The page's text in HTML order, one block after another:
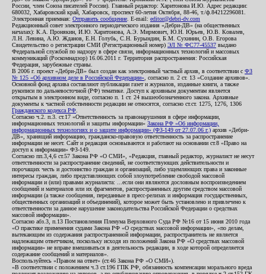
России, член Союза писателей России). Главный редактор: Харитонова И.Ю. Адрес редакции:
680032, Хабаровский край, Хабаровск, проспект 60-летия Октября, 88-46, т./ф.84212296081.
Электронная приемная: Отправить сообщение . E-mail: editor@debri-dv.com
Редакционный совет электронного периодического издания «Дебри-ДВ» (на общественных
началах): К.А. Пронякин, И.Ю. Харитонова, А.Э. Мирмович, Ю.Н. Юрьев, Ю.В. Ковалев,
Л.Н. Левина, А.Ю. Жданов, Е.Н. Голубь, С.Н. Бурындин, Б.М. Сухинин, О.В. Егорова
Свидетельство о регистрации СМИ (Регистрационный номер) ЭЛ № ФС77-45537 выдано
Федеральной службой по надзору в сфере связи, информационных технологий и массовых
коммуникаций (Роскомнадзор) 16.06.2011 г. Территория распространения: Российская
Федерация, зарубежные страны.
В 2006 г. проект «Дебри-ДВ» был создан как электронный частный архив, в соответствии с ФЗ
№ 125 «Об архивном деле в Российской Федерации» , согласно п. 2 ст. 13 «Создание архивов».
Основной фонд архива составляют публикации газет и журналов, изданные книги, а также
рукописи по дальневосточной (РФ) тематике. Доступ к архивным документам является
открытым в электронном виде, согласно п. 1 ст. 24 вышеобозначенного закона. Архивные
документы к частной собственности редакции не относятся, согласно ст.ст. 1275, 1276, 1306
Гражданского кодекса РФ
Согласно ч.2. п.3. ст.17 «Ответственность за правонарушения в сфере информации,
информационных технологий и защиты информации» Закона РФ «Об информации,
информационных технологиях и о защите информации» (ФЗ-149 от 27.07.06 г.) архив «Дебри-
ДВ», хранящий информацию, гражданско-правовую ответственность за распространение
информации не несет. Сайт и редакция основываются и работают на основании ст.8 «Право на
доступ к информации» ФЗ-149.
Согласно пп.3,4,6 ст.57 Закона РФ «О СМИ», «Редакция, главный редактор, журналист не несут
ответственности за распространение сведений, не соответствующих действительности и
порочащих честь и достоинство граждан и организаций, либо ущемляющих права и законные
интересы граждан, либо представляющих собой злоупотребление свободой массовой
информации и (или) правами журналиста: ...если они являются дословным воспроизведением
сообщений и материалов или их фрагментов, распространенных другим средством массовой
информации (а также сообщения, переданные в пресс-релизах и информация государственных,
общественных организаций и объединений), которое может быть установлено и привлечено к
ответственности за данное нарушение законодательства Российской Федерации о средствах
массовой информации».
Согласно абз.3, п.13 Постановления Пленума Верховного Суда РФ №16 от 15 июня 2010 года
«О практике применения судами Закона РФ «О средствах массовой информации», «по делам,
вытекающим из содержания распространенной информации, распространитель не является
надлежащим ответчиком, поскольку исходя из положений Закона РФ «О средствах массовой
информации» не вправе вмешиваться в деятельность редакции, в ходе которой определяется
содержание сообщений и материалов».
Воспользуйтесь «Правом на ответ» (ст.46 Закона РФ «О СМИ»).
«В соответствии с положением ч.3 ст.196 ГПК РФ, обязанность компенсации морального вреда